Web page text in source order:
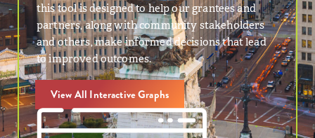
this tool is designed to help our grantees and
partners, along with community stakeholders
and others, make informed decisions that lead
to improved outcomes.
View All Interactive Graphs